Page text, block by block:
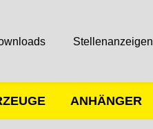
Stellenanzeigen
ANHÄNGER